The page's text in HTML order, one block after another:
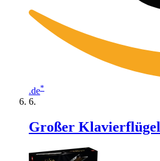
.de*
Großer Klavierflügel